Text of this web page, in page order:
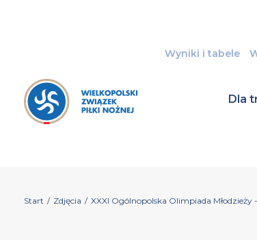
Wyniki i tabele
Dla
Start / Zdjęcia / XXXI Ogólnopolska Olimpiada Młodzieży